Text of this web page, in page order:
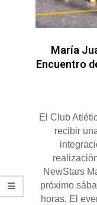
María
Encuentro
04
El Club
recibir
NewStars
próximo
horas. El